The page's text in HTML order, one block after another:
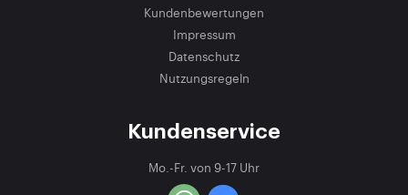
Kundenbewertungen
Impressum
Datenschutz
Nutzungsregeln
Kundenservice
Mo.-Fr. von 9-17 Uhr